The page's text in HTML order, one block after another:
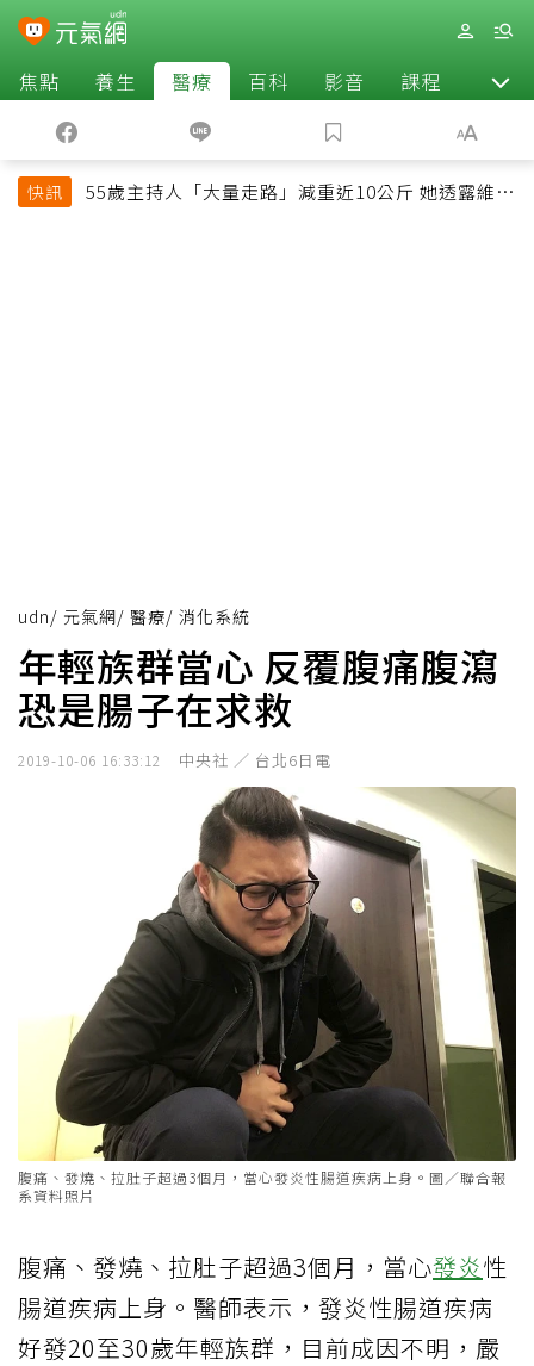
焦點 養生 醫療 百科 影音 課程 退休
快訊
55歲主持人「大量走路」減重近10公斤 她透露維持
udn/ 元氣網/ 醫療/ 消化系統
年輕族群當心 反覆腹痛腹瀉
恐是腸子在求救
2019-10-06 16:33:12 中央社 ／ 台北6日電
腹痛、發燒、拉肚子超過3個月，當心發炎性腸道疾病上身。圖／聯合報
系資料照片
腹痛、發燒、拉肚子超過3個月，當心發炎性
腸道疾病上身。醫師表示，發炎性腸道疾病
好發20至30歲年輕族群，目前成因不明，嚴